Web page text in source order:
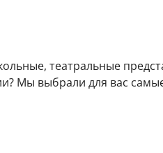
театральные
Мы выбрали для вас